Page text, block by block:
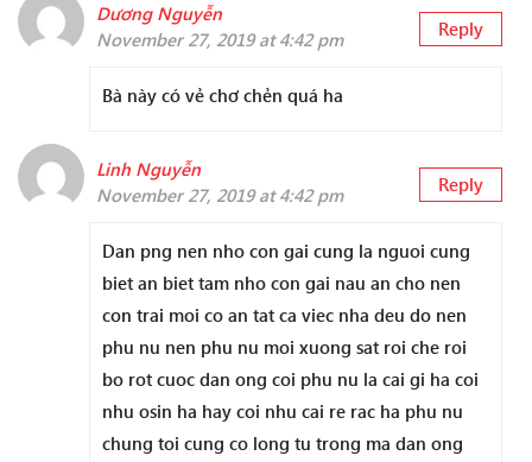
Dương Nguyễn
November 27, 2019 at 4:42 pm
Reply
Bà này có vẻ chơ chẻn quá ha
Linh Nguyễn
November 27, 2019 at 4:42 pm
Reply
Dan png nen nho con gai cung la nguoi cung
biet an biet tam nho con gai nau an cho nen
con trai moi co an tat ca viec nha deu do nen
phu nu nen phu nu moi xuong sat roi che roi
bo rot cuoc dan ong coi phu nu la cai gi ha coi
nhu osin ha hay coi nhu cai re rac ha phu nu
chung toi cung co long tu trong ma dan ong